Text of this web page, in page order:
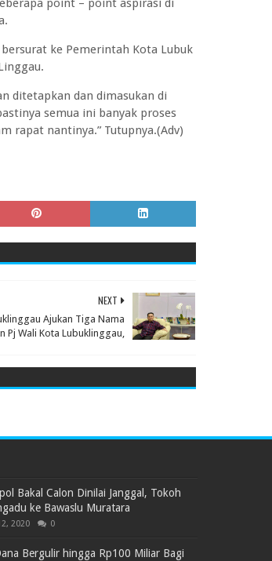
point – point aspirasi di
ke Pemerintah Kota Lubuk
ditetapkan dan dimasukan di
semua ini banyak proses
rapat nantinya.” Tutupnya.(Adv)
NEXT
Ajukan Tiga Nama
Pj Wali Kota Lubuklinggau,
Bakal Calon Dinilai Janggal, Tokoh
ke Bawaslu Muratara
2020 0
Bergulir hingga Rp100 Miliar Bagi